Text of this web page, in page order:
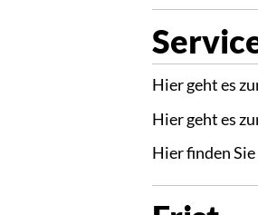
Hier geht es
Hier geht es
Hier finden